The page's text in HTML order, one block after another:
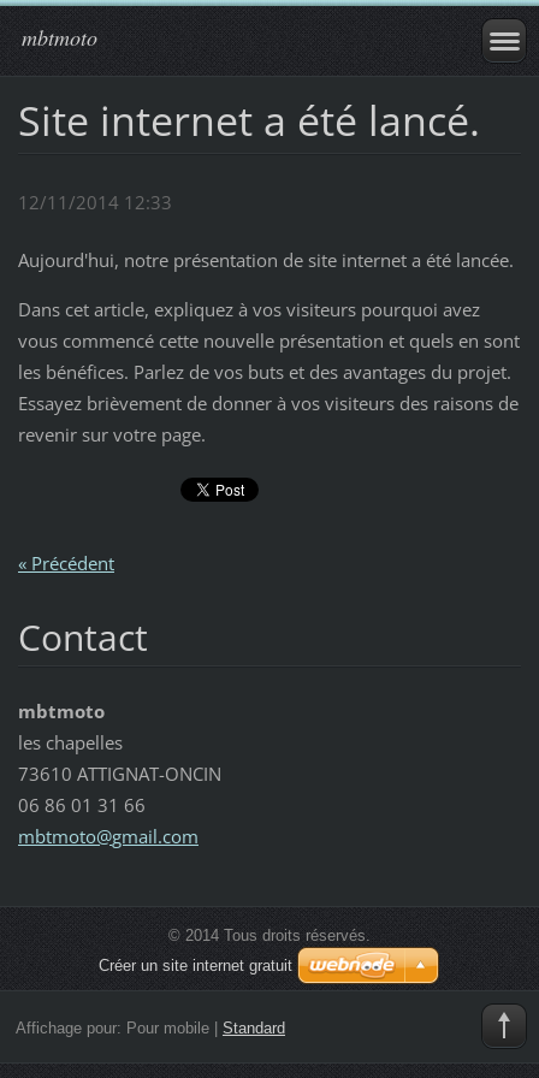
mbtmoto
Site internet a été lancé.
12/11/2014 12:33
Aujourd'hui, notre présentation de site internet a été lancée.
Dans cet article, expliquez à vos visiteurs pourquoi avez
vous commencé cette nouvelle présentation et quels en sont
les bénéfices. Parlez de vos buts et des avantages du projet.
Essayez brièvement de donner à vos visiteurs des raisons de
revenir sur votre page.
« Précédent
Contact
mbtmoto
les chapelles
73610 ATTIGNAT-ONCIN
06 86 01 31 66
mbtmoto@gmail.com
© 2014 Tous droits réservés.
Créer un site internet gratuit
Affichage pour: Pour mobile| Standard